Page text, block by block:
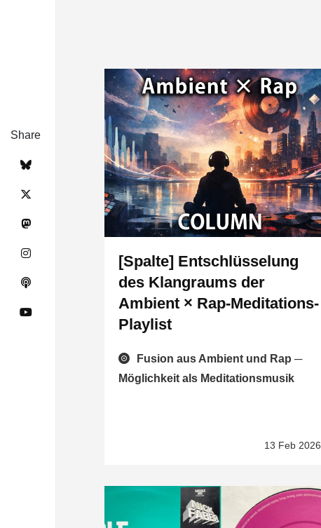
Share
[Spalte] Entschlüsselung
des Klangraums der
Ambient × Rap-Meditations-
Playlist
Fusion aus Ambient und Rap ─
Möglichkeit als Meditationsmusik
13 Feb 2026